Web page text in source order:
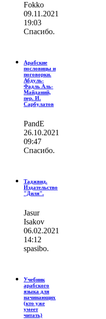
Fokko
09.11.2021
19:03
Спасибо.
Арабские
пословицы и
поговорки.
Абдуль-
Фадль Аль-
Майданий,
пер. И.
Сарбулатов
PandE
26.10.2021
09:47
Спасибо.
Таджвид.
Издательство
"Диля".
Jasur
Isakov
06.02.2021
14:12
spasibo.
Учебник
арабского
языка для
начинающих
(кто уже
умеет
читать)